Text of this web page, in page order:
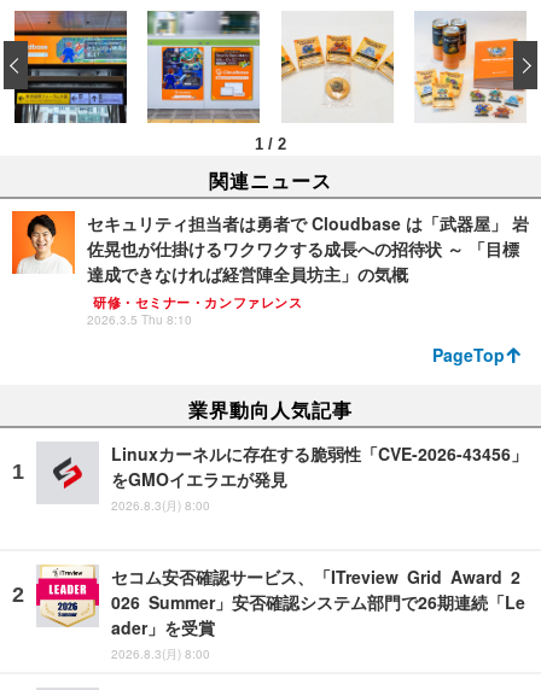
1 / 2
‹
関連ニュース
セキュリティ担当者は勇者で Cloudbase は「武器屋」 岩
佐晃也が仕掛けるワクワクする成長への招待状 ～ 「目標
達成できなければ経営陣全員坊主」の気概
研修・セミナー・カンファレンス
2026.3.5 Thu 8:10
PageTop
業界動向人気記事
Linuxカーネルに存在する脆弱性「CVE-2026-43456」
をGMOイエラエが発見
2026.8.3(月) 8:00
セコム安否確認サービス、「ITreview Grid Award 2
026 Summer」安否確認システム部門で26期連続「Le
ader」を受賞
2026.8.3(月) 8:00